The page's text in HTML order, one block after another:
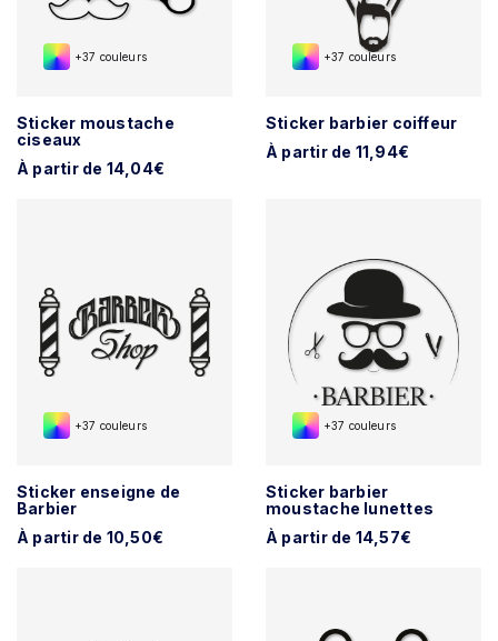
+37 couleurs
Sticker moustache
ciseaux
À partir de 14,04€
+37 couleurs
Sticker barbier coiffeur
À partir de 11,94€
+37 couleurs
Sticker enseigne de
Barbier
À partir de 10,50€
+37 couleurs
Sticker barbier
moustache lunettes
À partir de 14,57€